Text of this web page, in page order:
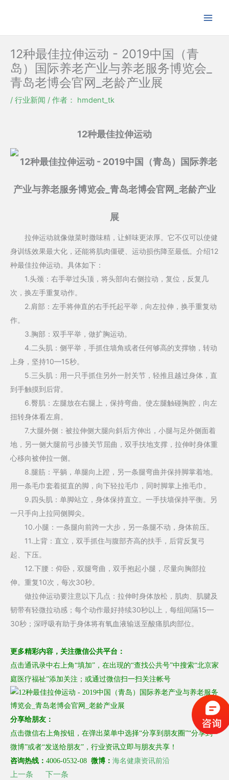
内
12种最佳拉伸运动 - 2019中国（青
岛）国际养老产业与养老服务博览会_
青岛老博会官网_老龄产业展
/ 行业新闻 / 作者： hmdent_tk
12种最佳拉伸运动
拉伸运动就像做菜时撒味精，让鲜味更浓厚。它不仅可以使健
身训练效果最大化，还能将肌肉僵硬、运动损伤降至最低。介绍12
种最佳拉伸运动。具体如下：
1.头颈：右手举过头顶，将头部向右侧拉动，复位，反复几
次，换左手重复动作。
2.肩部：左手将伸直的右手托起平举，向左拉伸，换手重复动
作。
3.胸部：双手平举，做扩胸运动。
4.二头肌：侧平举，手抓住墙角或者任何够高的支撑物，转动
上身，坚持10—15秒。
5.三头肌：用一只手抓住另外一肘关节，轻推且越过身体，直
到手触摸到后背。
6.臀肌：左腿放在右腿上，保持弯曲。使左腿触碰胸腔，向左
扭转身体看左肩。
7.大腿外侧：被拉伸侧大腿向斜后方伸出，小腿与足外侧面着
地，另一侧大腿前弓步膝关节屈曲，双手扶地支撑，拉伸时身体重
心移向被伸拉一侧。
8.腿筋：平躺，单腿向上蹬，另一条腿弯曲并保持脚掌着地。
用一条毛巾套着挺直的脚，向下轻拉毛巾，同时脚掌上推毛巾。
9.四头肌：单脚站立，身体保持直立。一手扶墙保持平衡。另
一只手向上拉同侧脚尖。
10.小腿：一条腿向前跨一大步，另一条腿不动，身体前压。
11.上背：直立，双手抓住与腹部齐高的扶手，后背反复弓
起、下压。
12.下腰：仰卧，双腿弯曲，双手抱起小腿，尽量向胸部拉
伸。重复10次，每次30秒。
做拉伸运动要注意以下几点：拉伸时身体放松，肌肉、肌腱及
韧带有轻微拉动感；每个动作最好持续30秒以上，每组间隔15—
30秒；深呼吸有助于身体将有氧血液输送至酸痛肌肉部位。
更多精彩内容， 关注微信公共平台：
点击通讯录中右上角“填加”，在出现的“查找公共号”中搜索“北京家
庭医疗福祉”添加关注 ； 或通过微信扫一扫关注帐号
分享给朋友：
点击微信右上角按钮，在弹出菜单中选择“分享到朋友圈”“分享到
微博”或者“发送给朋友”，行业资讯立即与朋友共享！
咨询热线： 4006-0532-08 微博： 海名健康资讯前沿
上一条
下一条